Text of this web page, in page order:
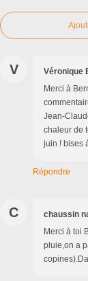
V Véronique
Merci à
Jean-
chaleur de
juin ! bises
Répondre
C chaussin
Merci à toi
pluie,on a